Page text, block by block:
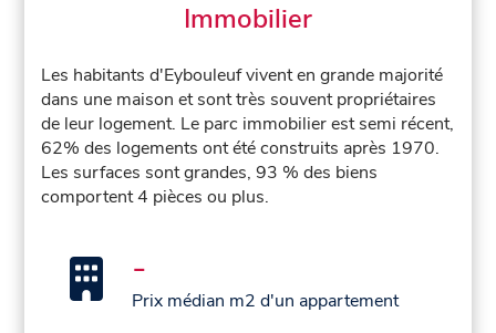
Immobilier
Les habitants d'Eybouleuf vivent en grande majorité
dans une maison et sont très souvent propriétaires
de leur logement. Le parc immobilier est semi récent,
62% des logements ont été construits après 1970.
Les surfaces sont grandes, 93 % des biens
comportent 4 pièces ou plus.
-
Prix médian m2 d'un appartement